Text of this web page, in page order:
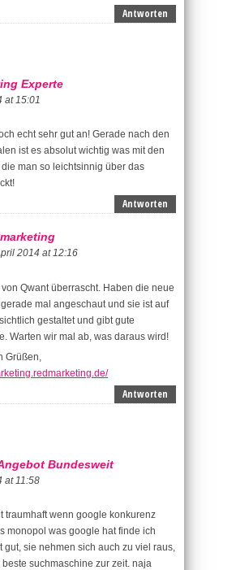
Antworten
Experte
at 15:01
echt sehr gut an! Gerade nach den
ist es absolut wichtig was mit den
die man so leichtsinnig über das
Antworten
2014 at 12:16
Qwant überrascht. Haben die neue
mal angeschaut und sie ist auf
gestaltet und gibt gute
Warten wir mal ab, was daraus wird!
Grüßen,
Antworten
Bundesweit
at 11:58
traumhaft wenn google konkurenz
monopol was google hat finde ich
gut, sie nehmen sich auch zu viel raus,
suchmaschine zur zeit. naja